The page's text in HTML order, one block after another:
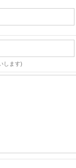
します)